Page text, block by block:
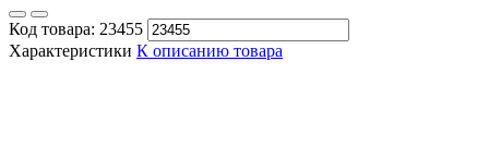
Код товара: 23455
Характеристики К описанию товара